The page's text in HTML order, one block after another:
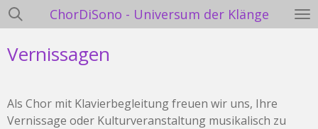
Zum
Hauptinhalt
springen
ChorDiSono - Universum der Klänge
Vernissagen
Als Chor mit Klavierbegleitung freuen wir uns, Ihre
Vernissage oder Kulturveranstaltung musikalisch zu